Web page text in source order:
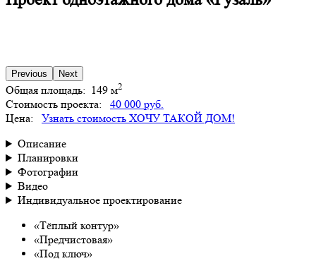
Previous Next
Общая площадь: 149 м2
Стоимость проекта:
40 000 руб.
Цена:
Узнать стоимость ХОЧУ ТАКОЙ ДОМ!
Описание
Планировки
Фотографии
Видео
Индивидуальное проектирование
«Тёплый контур»
«Предчистовая»
«Под ключ»